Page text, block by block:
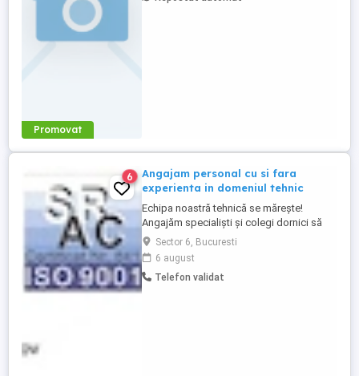
Promovat
6
Angajam personal cu si fara
experienta in domeniul tehnic
Echipa noastră tehnică se mărește!
Angajăm specialiști și colegi dornici să
învețe Ești un tehnician cu experiență sau
Vrei să înveți o meserie de viitor, sigură și
bine plătită? Compania noastră,
specializată în asistență tehnică, punere în
Sector 6, Bucuresti
6 august
Telefon validat